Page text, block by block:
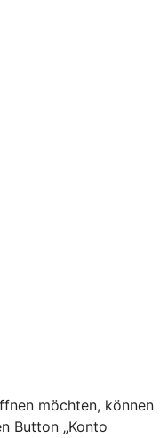
möchten, können
Button „Konto